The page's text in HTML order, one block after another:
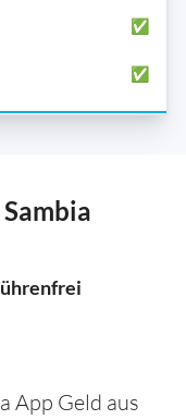
✅
✅
App Geld aus